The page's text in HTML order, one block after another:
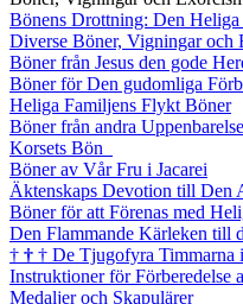
Bönens Drottning: Den Heliga
Diverse Böner, Vigningar och
Böner från Jesus den gode
Böner för Den gudomliga
Heliga Familjens Flykt Böner
Böner från andra
Korsets Bön
Böner av Vår Fru i Jacarei
Äktenskaps Devotion till Den
Böner för att Förenas med
Den Flammande Kärleken till
† † † De Tjugofyra Timmarna
Instruktioner för Förberedelse
Medaljer och Skapulärer